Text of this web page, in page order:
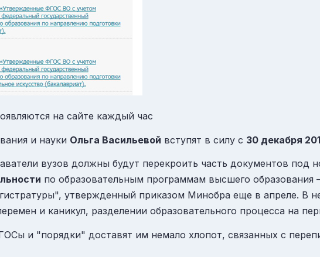
на сайте каждый час
и науки Ольга Васильевой вступят в силу с 30 декабря
вузов должны будут перекроить часть документов под
по образовательным программам высшего образования
утвержденный приказом Минобра еще в апреле. В
и каникул, разделении образовательного процесса на
и "порядки" доставят им немало хлопот, связанных с